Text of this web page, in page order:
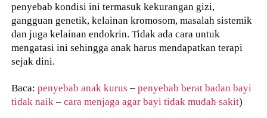
penyebab kondisi ini termasuk kekurangan gizi,
gangguan genetik, kelainan kromosom, masalah sistemik
dan juga kelainan endokrin. Tidak ada cara untuk
mengatasi ini sehingga anak harus mendapatkan terapi
sejak dini.
Baca:penyebab anak kurus –penyebab berat badan bayi
tidak naik –cara menjaga agar bayi tidak mudah sakit)